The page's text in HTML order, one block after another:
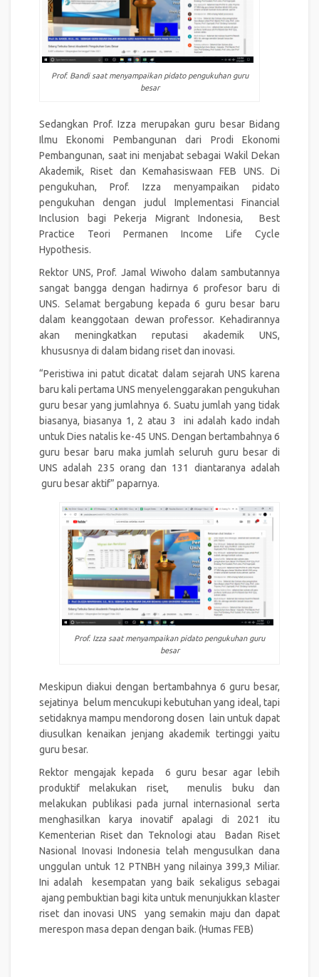
Prof. Bandi saat menyampaikan pidato pengukuhan guru
besar
Sedangkan Prof. Izza merupakan guru besar Bidang
Ilmu Ekonomi Pembangunan dari Prodi Ekonomi
Pembangunan, saat ini menjabat sebagai Wakil Dekan
Akademik, Riset dan Kemahasiswaan FEB UNS. Di
pengukuhan, Prof. Izza menyampaikan pidato
pengukuhan dengan judul Implementasi Financial
Inclusion bagi Pekerja Migrant Indonesia, Best
Practice Teori Permanen Income Life Cycle
Hypothesis.
Rektor UNS, Prof. Jamal Wiwoho dalam sambutannya
sangat bangga dengan hadirnya 6 profesor baru di
UNS. Selamat bergabung kepada 6 guru besar baru
dalam keanggotaan dewan professor. Kehadirannya
akan meningkatkan reputasi akademik UNS,
khususnya di dalam bidang riset dan inovasi.
“Peristiwa ini patut dicatat dalam sejarah UNS karena
baru kali pertama UNS menyelenggarakan pengukuhan
guru besar yang jumlahnya 6. Suatu jumlah yang tidak
biasanya, biasanya 1, 2 atau 3 ini adalah kado indah
untuk Dies natalis ke-45 UNS. Dengan bertambahnya 6
guru besar baru maka jumlah seluruh guru besar di
UNS adalah 235 orang dan 131 diantaranya adalah
guru besar aktif” paparnya.
Prof. Izza saat menyampaikan pidato pengukuhan guru
besar
Meskipun diakui dengan bertambahnya 6 guru besar,
sejatinya belum mencukupi kebutuhan yang ideal, tapi
setidaknya mampu mendorong dosen lain untuk dapat
diusulkan kenaikan jenjang akademik tertinggi yaitu
guru besar.
Rektor mengajak kepada 6 guru besar agar lebih
produktif melakukan riset, menulis buku dan
melakukan publikasi pada jurnal internasional serta
menghasilkan karya inovatif apalagi di 2021 itu
Kementerian Riset dan Teknologi atau Badan Riset
Nasional Inovasi Indonesia telah mengusulkan dana
unggulan untuk 12 PTNBH yang nilainya 399,3 Miliar.
Ini adalah kesempatan yang baik sekaligus sebagai
ajang pembuktian bagi kita untuk menunjukkan klaster
riset dan inovasi UNS yang semakin maju dan dapat
merespon masa depan dengan baik. (Humas FEB)